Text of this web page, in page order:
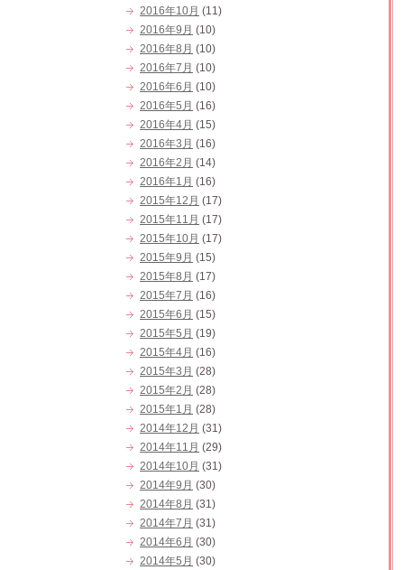
2016年10月 (11)
2016年9月 (10)
2016年8月 (10)
2016年7月 (10)
2016年6月 (10)
2016年5月 (16)
2016年4月 (15)
2016年3月 (16)
2016年2月 (14)
2016年1月 (16)
2015年12月 (17)
2015年11月 (17)
2015年10月 (17)
2015年9月 (15)
2015年8月 (17)
2015年7月 (16)
2015年6月 (15)
2015年5月 (19)
2015年4月 (16)
2015年3月 (28)
2015年2月 (28)
2015年1月 (28)
2014年12月 (31)
2014年11月 (29)
2014年10月 (31)
2014年9月 (30)
2014年8月 (31)
2014年7月 (31)
2014年6月 (30)
2014年5月 (30)